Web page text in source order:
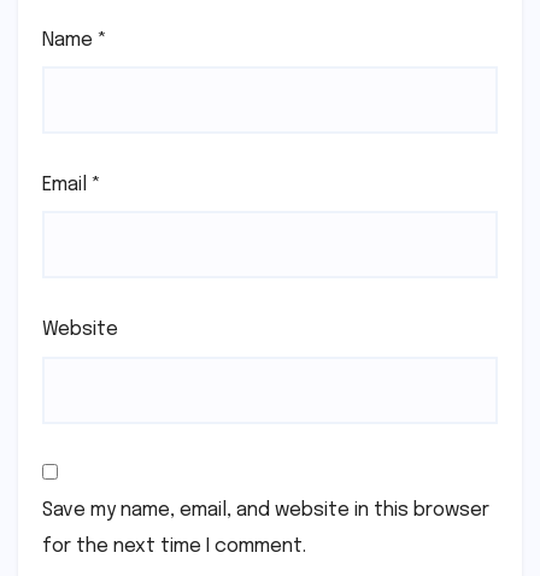
Name *
Email *
Website
Save my name, email, and website in this browser
for the next time I comment.